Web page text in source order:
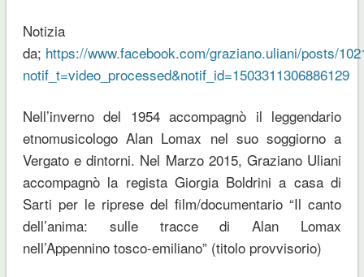
Notizia
da; https://www.facebook.com/graziano.uliani/posts/
notif_t=video_processed&notif_id=1503311306886129
Nell’inverno del 1954 accompagnò il leggendario
etnomusicologo Alan Lomax nel suo soggiorno a
Vergato e dintorni. Nel Marzo 2015, Graziano Uliani
accompagnò la regista Giorgia Boldrini a casa di
Sarti per le riprese del film/documentario “Il canto
dell’anima: sulle tracce di Alan Lomax
nell’Appennino tosco-emiliano” (titolo provvisorio)